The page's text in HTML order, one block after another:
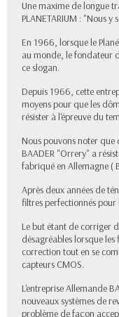
Une maxime de longue
PLANETARIUM : "Nous y
En 1966, lorsque le
au monde, le fondateur
ce slogan.
Depuis 1966, cette
moyens pour que les
résister à l'épreuve du
Nous pouvons noter
BAADER "Orrery" a
fabriqué en Allemagne (
Après deux années de
filtres perfectionnés pour
Le but étant de corriger
désagréables lorsque
correction tout en se
capteurs CMOS.
L'entreprise Allemande
nouveaux systèmes de
problème de façon